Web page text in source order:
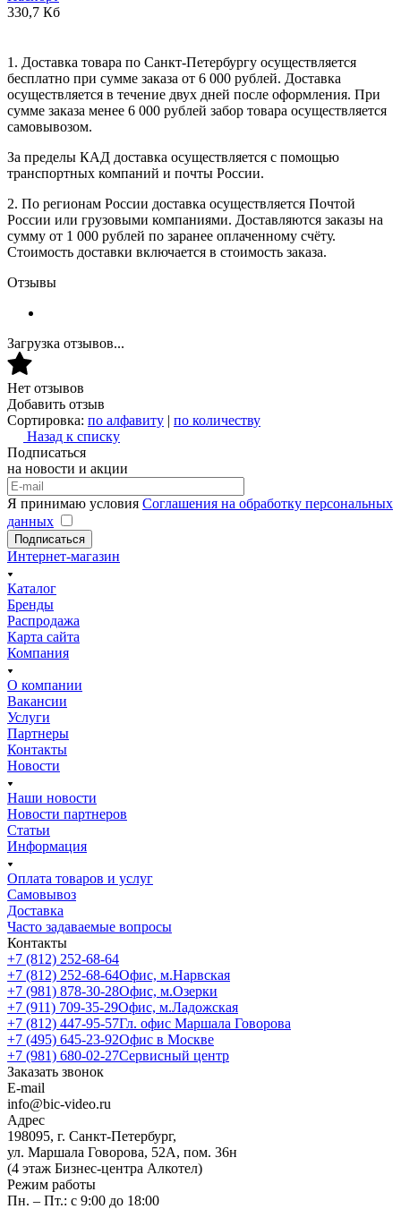
330,7 Кб
1. Доставка товара по Санкт-Петербургу осуществляется
бесплатно при сумме заказа от 6 000 рублей. Доставка
осуществляется в течение двух дней после оформления. При
сумме заказа менее 6 000 рублей забор товара осуществляется
самовывозом.
За пределы КАД доставка осуществляется с помощью
транспортных компаний и почты России.
2. По регионам России доставка осуществляется Почтой
России или грузовыми компаниями. Доставляются заказы на
сумму от 1 000 рублей по заранее оплаченному счёту.
Стоимость доставки включается в стоимость заказа.
Отзывы
Загрузка отзывов...
Нет отзывов
Добавить отзыв
Сортировка: по алфавиту | по количеству
Назад к списку
Подписаться
на новости и акции
Я принимаю условия Соглашения на обработку персональных
данных
Подписаться
Интернет-магазин
Каталог
Бренды
Распродажа
Карта сайта
Компания
О компании
Вакансии
Услуги
Партнеры
Контакты
Новости
Наши новости
Новости партнеров
Статьи
Информация
Оплата товаров и услуг
Самовывоз
Доставка
Часто задаваемые вопросы
Контакты
+7 (812) 252-68-64
+7 (812) 252-68-64Офис, м.Нарвская
+7 (981) 878-30-28Офис, м.Озерки
+7 (911) 709-35-29Офис, м.Ладожская
+7 (812) 447-95-57Гл. офис Маршала Говорова
+7 (495) 645-23-92Офис в Москве
+7 (981) 680-02-27Сервисный центр
Заказать звонок
E-mail
info@bic-video.ru
Адрес
198095, г. Санкт-Петербург,
ул. Маршала Говорова, 52А, пом. 36н
(4 этаж Бизнес-центра Алкотел)
Режим работы
Пн. – Пт.: с 9:00 до 18:00